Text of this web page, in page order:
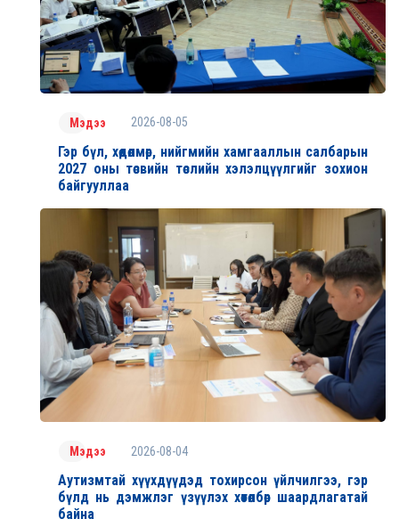
Мэдээ 2026-08-05
Гэр бүл, хөдөлмөр, нийгмийн хамгааллын салбарын
2027 оны төсвийн төслийн хэлэлцүүлгийг зохион
байгууллаа
Мэдээ 2026-08-04
Аутизмтай хүүхдүүдэд тохирсон үйлчилгээ, гэр
бүлд нь дэмжлэг үзүүлэх хөтөлбөр шаардлагатай
байна